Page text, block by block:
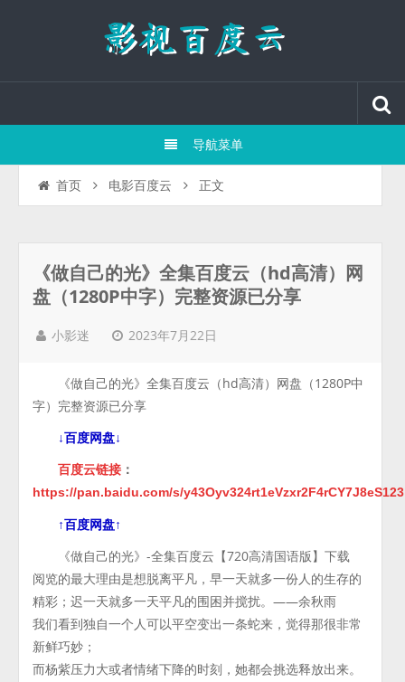
导航菜单
首页 电影百度云 正文
《做自己的光》全集百度云（hd高清）网
盘（1280P中字）完整资源已分享
小影迷 2023年7月22日
《做自己的光》全集百度云（hd高清）网盘（1280P中
字）完整资源已分享
↓百度网盘↓
百度云链接 ：
https://pan.baidu.com/s/y43Oyv324rt1eVzxr2F4rCY7J8eS123
↑百度网盘↑
《做自己的光》-全集百度云【720高清国语版】下载
阅览的最大理由是想脱离平凡，早一天就多一份人的生存的
精彩；迟一天就多一天平凡的围困并搅扰。——余秋雨
我们看到独自一个人可以平空变出一条蛇来，觉得那很非常
新鲜巧妙；
而杨紫压力大或者情绪下降的时刻，她都会挑选释放出来。